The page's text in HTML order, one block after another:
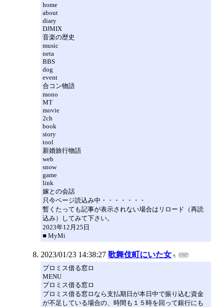
home
about
diary
DJMIX
音楽の歴史
music
neta
BBS
dog
event
合コン物語
mono
MT
movie
2ch
book
story
tool
新婚旅行物語
web
snow
game
link
嫁との会話
只今ページ読込み中・・・・・・・
暫くたっても記事が表示されない場合はリロード（再読
込み）してみて下さい。
2023年12月25日
■ MyMi
2023/01/23 14:38:27 歌舞伎町にいた女
プロミス借る窓ロ
MENU
プロミス借る窓ロ
プロミス借る窓ロなら支払期日が本日中で振り込む資金
が不足している場合の、時間も１５時を回って銀行にも